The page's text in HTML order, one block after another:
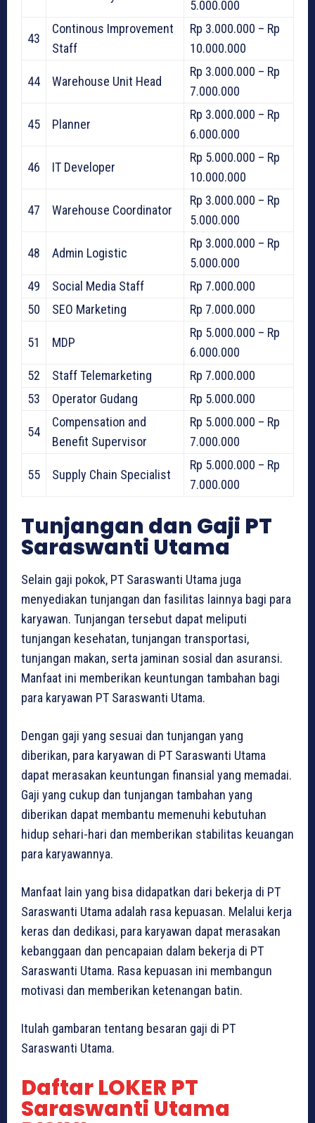
5.000.000
43
Continous Improvement
Staff
Rp 3.000.000 – Rp
10.000.000
44 Warehouse Unit Head
Rp 3.000.000 – Rp
7.000.000
45 Planner
Rp 3.000.000 – Rp
6.000.000
46 IT Developer
Rp 5.000.000 – Rp
10.000.000
47 Warehouse Coordinator
Rp 3.000.000 – Rp
5.000.000
48 Admin Logistic
Rp 3.000.000 – Rp
5.000.000
49
Social Media Staff
Rp 7.000.000
50
SEO Marketing Rp 7.000.000
51 MDP
Rp 5.000.000 – Rp
6.000.000
52
Staff Telemarketing
Rp 7.000.000
53
Operator Gudang Rp 5.000.000
54
Compensation and
Benefit Supervisor
Rp 5.000.000 – Rp
7.000.000
55 Supply Chain Specialist
Rp 5.000.000 – Rp
7.000.000
Tunjangan dan Gaji PT
Saraswanti Utama
Selain gaji pokok, PT Saraswanti Utama juga
menyediakan tunjangan dan fasilitas lainnya bagi para
karyawan. Tunjangan tersebut dapat meliputi
tunjangan kesehatan, tunjangan transportasi,
tunjangan makan, serta jaminan sosial dan asuransi.
Manfaat ini memberikan keuntungan tambahan bagi
para karyawan PT Saraswanti Utama.
Dengan gaji yang sesuai dan tunjangan yang
diberikan, para karyawan di PT Saraswanti Utama
dapat merasakan keuntungan finansial yang memadai.
Gaji yang cukup dan tunjangan tambahan yang
diberikan dapat membantu memenuhi kebutuhan
hidup sehari-hari dan memberikan stabilitas keuangan
para karyawannya.
Manfaat lain yang bisa didapatkan dari bekerja di PT
Saraswanti Utama adalah rasa kepuasan. Melalui kerja
keras dan dedikasi, para karyawan dapat merasakan
kebanggaan dan pencapaian dalam bekerja di PT
Saraswanti Utama. Rasa kepuasan ini membangun
motivasi dan memberikan ketenangan batin.
Itulah gambaran tentang besaran gaji di PT
Saraswanti Utama.
Daftar LOKER PT
Saraswanti Utama